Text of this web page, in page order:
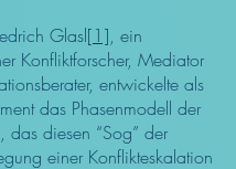
Glasl[1], ein
Konfliktforscher, Mediator
entwickelte als
das Phasenmodell der
, das diesen “Sog” der
einer Konflikteskalation